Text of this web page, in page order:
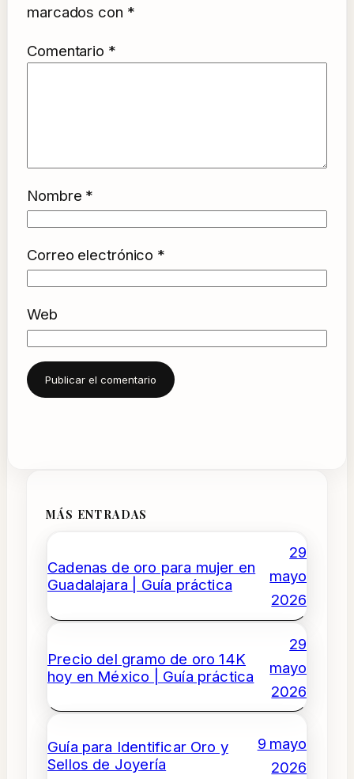
marcados con *
Comentario *
Nombre *
Correo electrónico *
Web
MÁS ENTRADAS
Cadenas de oro para mujer en
Guadalajara | Guía práctica
29
mayo
2026
Precio del gramo de oro 14K
hoy en México | Guía práctica
29
mayo
2026
Guía para Identificar Oro y
Sellos de Joyería
9 mayo
2026